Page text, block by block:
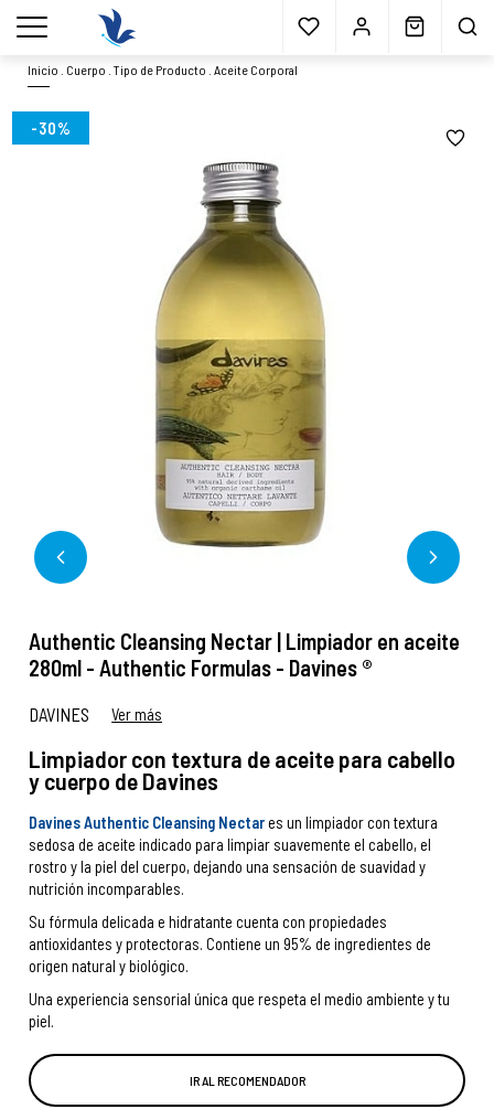
Envío gratisa partir 40€* Muestras gratis Blog
menu
Inicio Cuerpo .Tipo de Producto .Aceite Corporal
-30%
Authentic Cleansing Nectar | Limpiador en aceite
280ml - Authentic Formulas - Davines ®
DAVINES Ver más
Limpiador con textura de aceite para cabello
y cuerpo de Davines
Davines Authentic Cleansing Nectares un limpiador con textura
sedosa de aceite indicado para limpiar suavemente el cabello, el
rostro y la piel del cuerpo, dejando una sensación de suavidad y
nutrición incomparables.
Su fórmula delicada e hidratante cuenta con propiedades
antioxidantes y protectoras. Contiene un 95% de ingredientes de
origen natural y biológico.
Una experiencia sensorial única que respeta el medio ambiente y tu
piel.
IR AL RECOMENDADOR